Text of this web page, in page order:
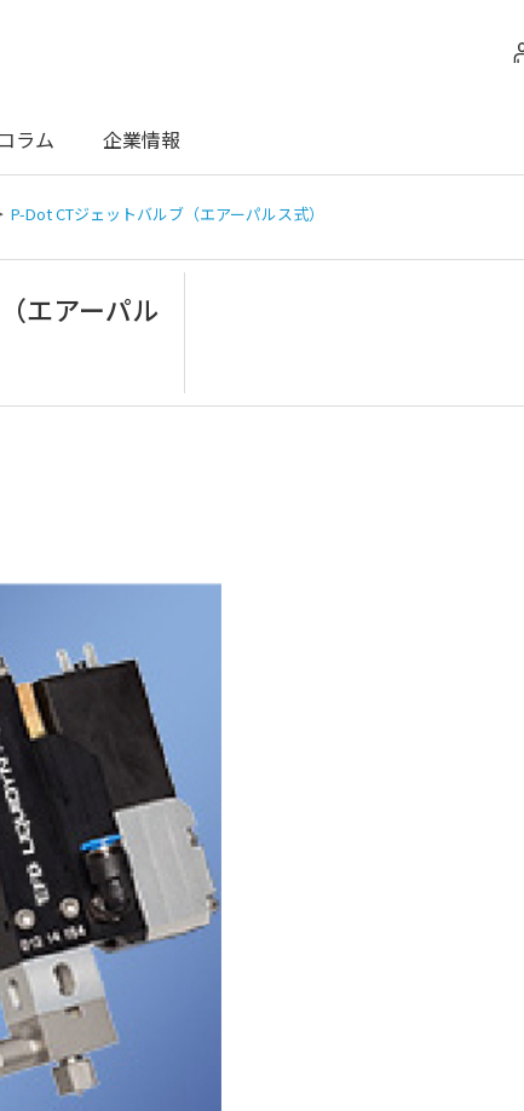
ラム 企業情報
P-Dot CTジェットバルブ（エアーパルス式）
エアーパル